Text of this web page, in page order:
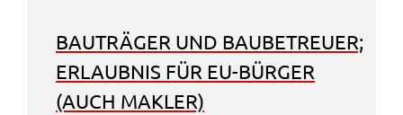
BAUTRÄ­GER UND BAUBE­TREU­ER;
ERLAUB­NIS FÜR EU-BÜRGER
(AUCH MAKLER)